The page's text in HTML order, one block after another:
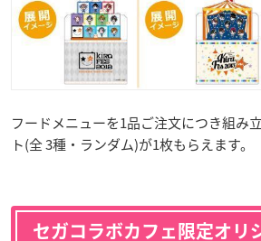
フードメニューを1品ご注文につき組み
ト(全 3種・ランダム)が1枚もらえます。
セガコラボカフェ限定オリ